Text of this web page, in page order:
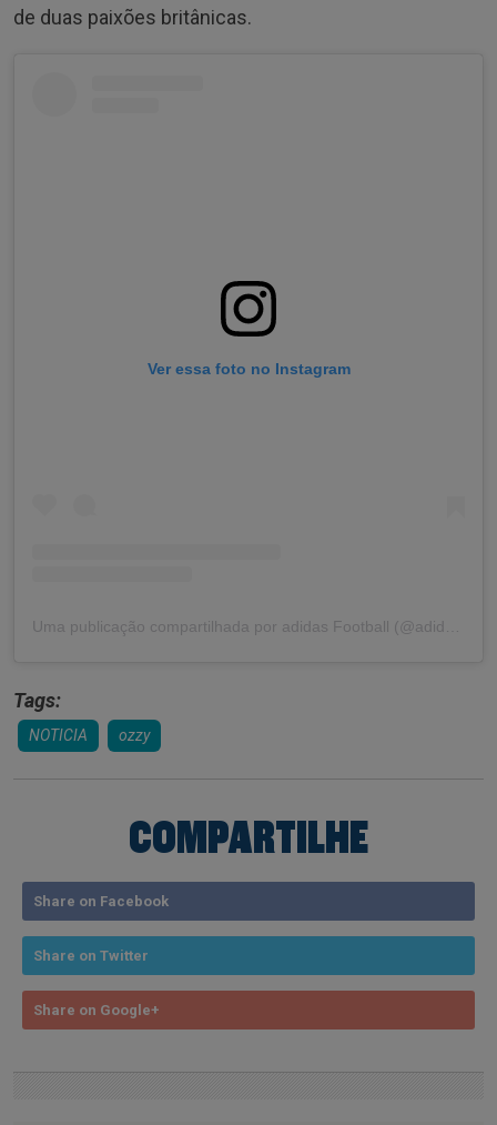
de duas paixões britânicas.
Ver essa foto no Instagram
Tags:
NOTICIA ozzy
COMPARTILHE
Share on Facebook
Share on Twitter
Share on Google+